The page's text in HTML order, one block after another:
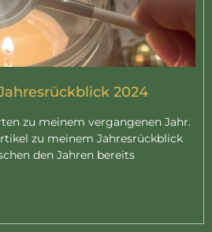
2024
zu meinem vergangenen Jahr.
zu meinem Jahresrückblick
den Jahren bereits